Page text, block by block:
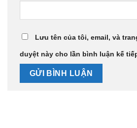
Lưu tên của tôi, email, và
duyệt này cho lần bình luận kế